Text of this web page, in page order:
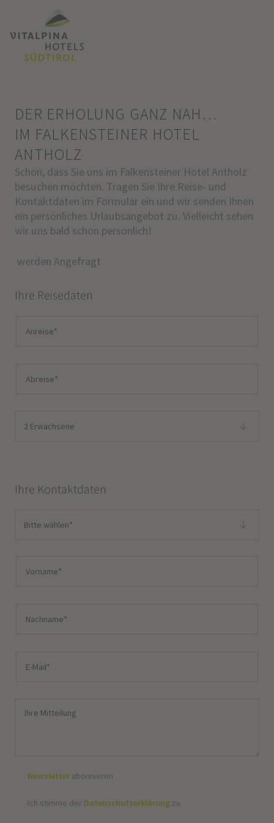
DER ERHOLUNG GANZ NAH…
IM FALKENSTEINER HOTEL
ANTHOLZ
Schön, dass Sie uns im Falkensteiner Hotel Antholz
besuchen möchten. Tragen Sie Ihre Reise- und
Kontaktdaten im Formular ein und wir senden Ihnen
ein persönliches Urlaubsangebot zu. Vielleicht sehen
wir uns bald schon persönlich!
werden Angefragt
Ihre Reisedaten
2 Erwachsene
Ihre Kontaktdaten
Bitte wählen*
Newsletterabonnieren
Ich stimme der Datenschutzerklärungzu